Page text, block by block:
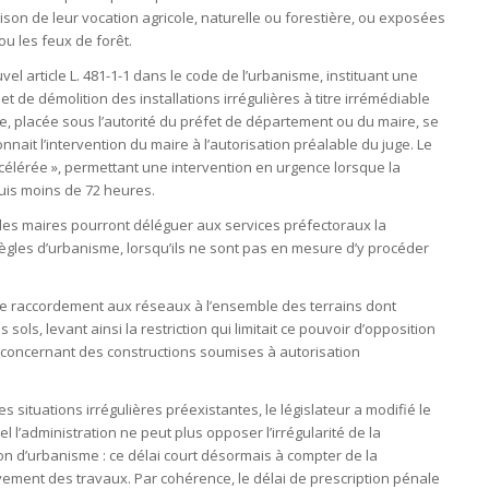
de leur vocation agricole, naturelle ou forestière, ou exposées
les feux de forêt.
article L. 481-1-1 dans le code de l’urbanisme, instituant une
de démolition des installations irrégulières à titre irrémédiable
placée sous l’autorité du préfet de département ou du maire, se
l’intervention du maire à l’autorisation préalable du juge. Le
», permettant une intervention en urgence lorsque la
moins de 72 heures.
maires pourront déléguer aux services préfectoraux la
d’urbanisme, lorsqu’ils ne sont pas en mesure d’y procéder
raccordement aux réseaux à l’ensemble des terrains dont
sols, levant ainsi la restriction qui limitait ce pouvoir d’opposition
des constructions soumises à autorisation
situations irrégulières préexistantes, le législateur a modifié le
ne peut plus opposer l’irrégularité de la
: ce délai court désormais à compter de la
des travaux. Par cohérence, le délai de prescription pénale